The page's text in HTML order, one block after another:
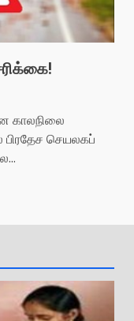
காலநிலை
செயலகப்